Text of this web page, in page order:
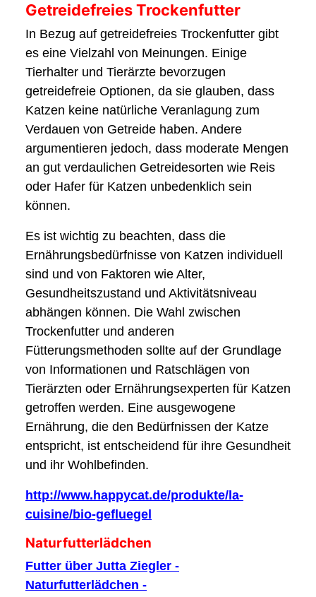
Getreidefreies Trockenfutter
In Bezug auf getreidefreies Trockenfutter gibt
es eine Vielzahl von Meinungen. Einige
Tierhalter und Tierärzte bevorzugen
getreidefreie Optionen, da sie glauben, dass
Katzen keine natürliche Veranlagung zum
Verdauen von Getreide haben. Andere
argumentieren jedoch, dass moderate Mengen
an gut verdaulichen Getreidesorten wie Reis
oder Hafer für Katzen unbedenklich sein
können.
Es ist wichtig zu beachten, dass die
Ernährungsbedürfnisse von Katzen individuell
sind und von Faktoren wie Alter,
Gesundheitszustand und Aktivitätsniveau
abhängen können. Die Wahl zwischen
Trockenfutter und anderen
Fütterungsmethoden sollte auf der Grundlage
von Informationen und Ratschlägen von
Tierärzten oder Ernährungsexperten für Katzen
getroffen werden. Eine ausgewogene
Ernährung, die den Bedürfnissen der Katze
entspricht, ist entscheidend für ihre Gesundheit
und ihr Wohlbefinden.
http://www.happycat.de/produkte/la-
cuisine/bio-gefluegel
Naturfutterlädchen
Futter über Jutta Ziegler -
Naturfutterlädchen -